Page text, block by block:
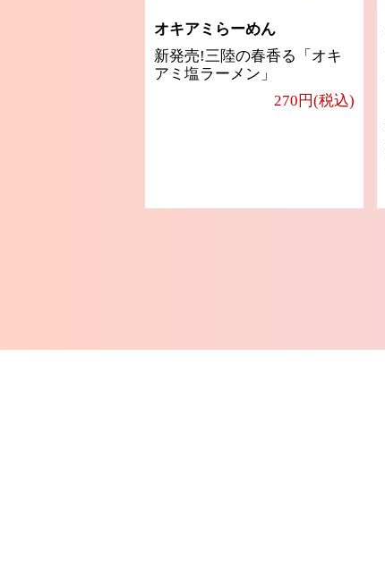
オキアミらーめん
新発売!三陸の春香る「オキ
アミ塩ラーメン」
270円(税込)